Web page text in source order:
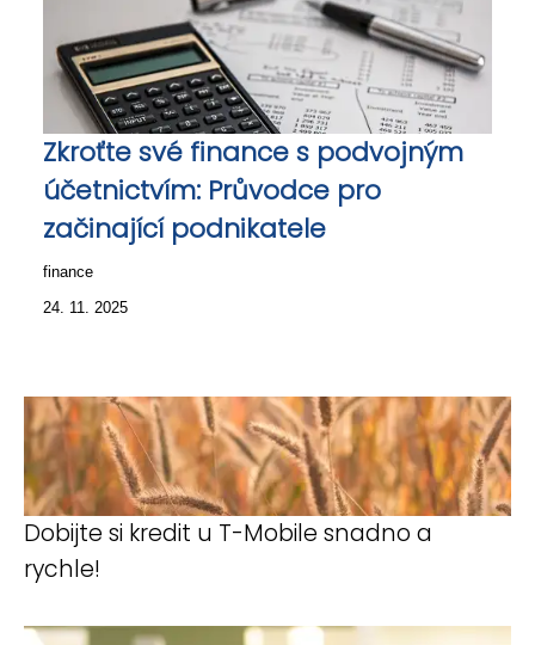
Zkroťte své finance s podvojným
účetnictvím: Průvodce pro
začinající podnikatele
finance
24. 11. 2025
Dobijte si kredit u T-Mobile snadno a
rychle!